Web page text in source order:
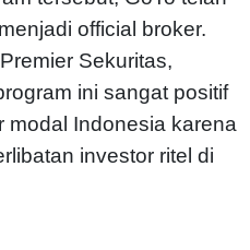
official broker.
Sekuritas,
ini sangat positif
modal Indonesia karena
investor ritel di